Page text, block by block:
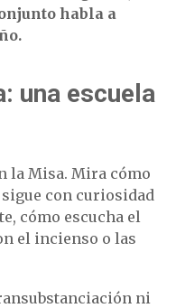
habla a
una escuela
la Misa. Mira cómo
con curiosidad
cómo escucha el
el incienso o las
ni